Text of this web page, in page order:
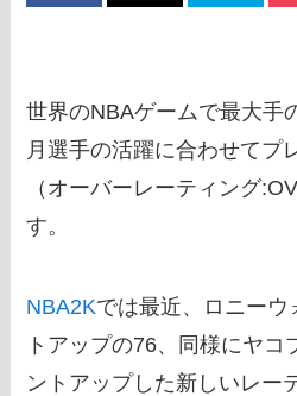
世界のNBAゲームで最大手
月選手の活躍に合わせてプ
（オーバーレーティング
す。
NBA2Kでは最近、ロニー
トアップの76、同様にヤコ
ントアップした新しいレー